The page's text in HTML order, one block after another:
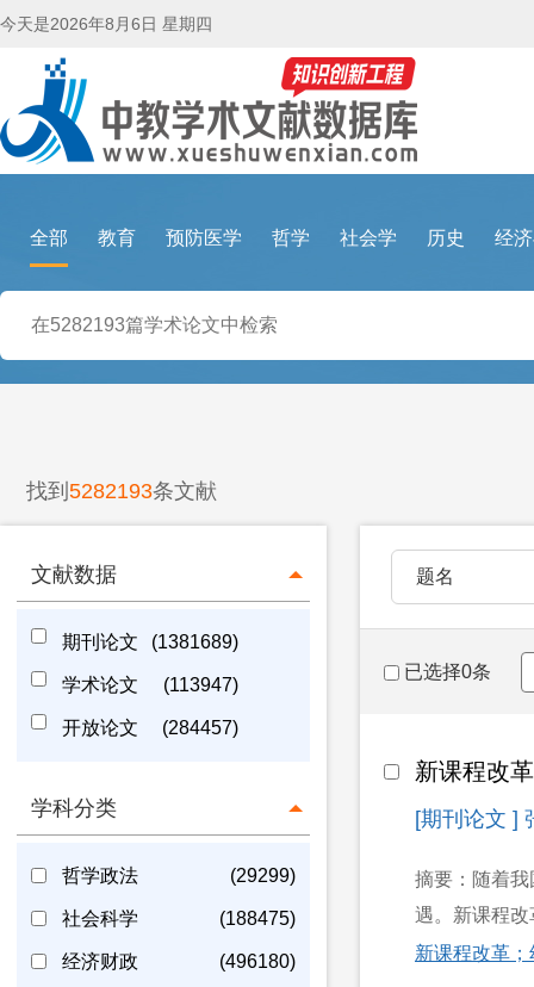
今天是2026年8月6日 星期四
全部 教育 预防医学 哲学 社会学 历史 经
找到 5282193条文献
文献数据
期刊论文 (1381689)
学术论文 (113947)
开放论文 (284457)
学科分类
哲学政法 (29299)
社会科学 (188475)
经济财政 (496180)
题名
已选择0条
新课程改
[期刊论文 ]
摘要：随着
遇。新课程
新课程改革